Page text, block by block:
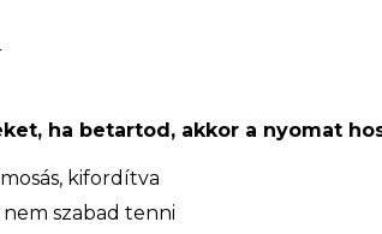
ha betartod, akkor a nyomat
kifordítva
szabad tenni